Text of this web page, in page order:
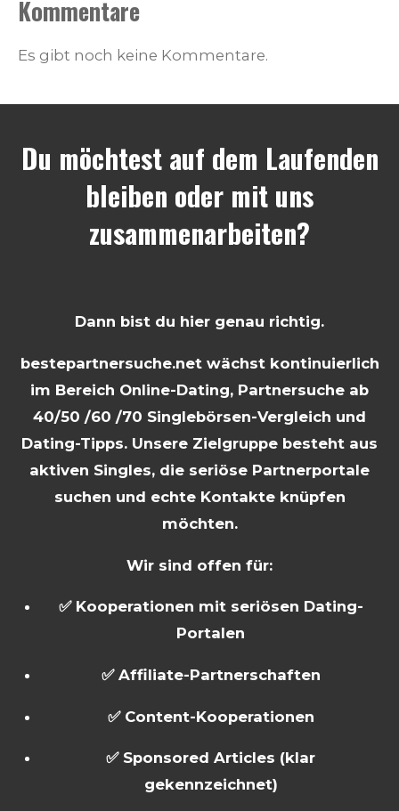
Kommentare
Es gibt noch keine Kommentare.
Du möchtest auf dem Laufenden
bleiben oder mit uns
zusammenarbeiten?
Dann bist du hier genau richtig.
bestepartnersuche.net wächst kontinuierlich
im Bereich Online-Dating, Partnersuche ab
40/50 /60 /70 Singlebörsen-Vergleich und
Dating-Tipps. Unsere Zielgruppe besteht aus
aktiven Singles, die seriöse Partnerportale
suchen und echte Kontakte knüpfen
möchten.
Wir sind offen für:
✅ Kooperationen mit seriösen Dating-
Portalen
✅ Affiliate-Partnerschaften
✅ Content-Kooperationen
✅ Sponsored Articles (klar
gekennzeichnet)